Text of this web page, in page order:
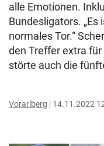
alle Emotionen.
Bundesligators.
normales Tor.“
den Treffer extra für
störte auch die
Vorarlberg 14.11.2022